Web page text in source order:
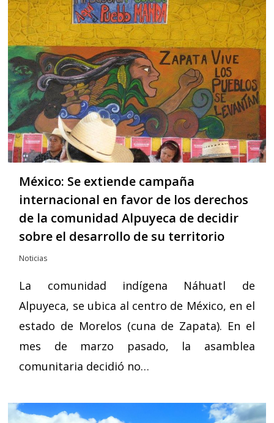
México: Se extiende campaña
internacional en favor de los derechos
de la comunidad Alpuyeca de decidir
sobre el desarrollo de su territorio
Noticias
La comunidad indígena Náhuatl de
Alpuyeca, se ubica al centro de México, en el
estado de Morelos (cuna de Zapata). En el
mes de marzo pasado, la asamblea
comunitaria decidió no…